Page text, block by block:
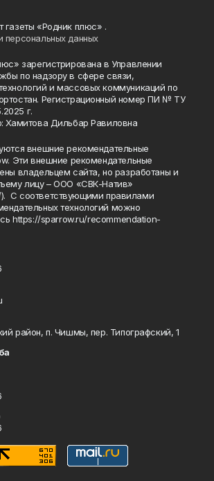
«Родник плюс» .
персональных данных
зарегистрирована в Управлении
по надзору в сфере связи,
и массовых коммуникаций по
Регистрационный номер ПИ № ТУ
г.
Хамитова Дильбар Равиловна
внешние рекомендательные
Эти внешние рекомендательные
владельцем сайта, но разработаны и
лицу – ООО «СВК-Натив»
С соответствующими правилами
технологий можно
https://sparrow.ru/recommendation-
район, п. Чишмы, пер. Типографский, 1